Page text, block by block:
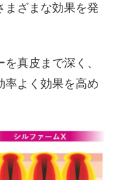
まざまな効果を発
真皮まで深く、
率よく効果を高め